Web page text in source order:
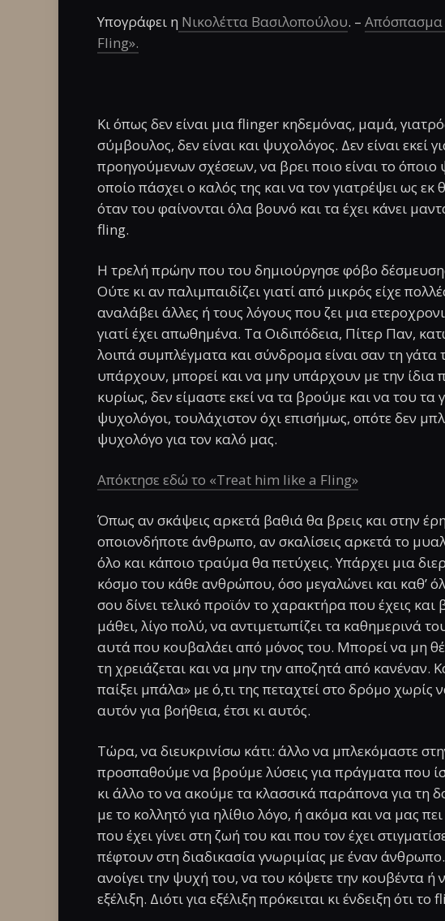
Υπογράφει η Νικολέττα Βασιλοπούλου. – Απόσπασμα
Fling».
Κι όπως δεν είναι μια flinger κηδεμόνας, μαμά,
σύμβουλος, δεν είναι και ψυχολόγος. Δεν είναι εκεί
προηγούμενων σχέσεων, να βρει ποιο είναι το
οποίο πάσχει ο καλός της και να τον γιατρέψει ως
όταν του φαίνονται όλα βουνό και τα έχει κάνει
fling.
Η τρελή πρώην που του δημιούργησε φόβο
Ούτε κι αν παλιμπαιδίζει γιατί από μικρός είχε
αναλάβει άλλες ή τους λόγους που ζει μια
γιατί έχει απωθημένα. Τα Οιδιπόδεια, Πίτερ Παν,
λοιπά συμπλέγματα και σύνδρομα είναι σαν τη γάτα
υπάρχουν, μπορεί και να μην υπάρχουν με την ίδια
κυρίως, δεν είμαστε εκεί να τα βρούμε και να του τα
ψυχολόγοι, τουλάχιστον όχι επισήμως, οπότε δεν
ψυχολόγο για τον καλό μας.
Απόκτησε εδώ το «Treat him like a Fling»
Όπως αν σκάψεις αρκετά βαθιά θα βρεις και στην
οποιονδήποτε άνθρωπο, αν σκαλίσεις αρκετά το
όλο και κάποιο τραύμα θα πετύχεις. Υπάρχει μια
κόσμο του κάθε ανθρώπου, όσο μεγαλώνει και καθ’
σου δίνει τελικό προϊόν το χαρακτήρα που έχεις και
μάθει, λίγο πολύ, να αντιμετωπίζει τα καθημερινά
αυτά που κουβαλάει από μόνος του. Μπορεί να μη
τη χρειάζεται και να μην την αποζητά από κανέναν.
παίξει μπάλα» με ό,τι της πεταχτεί στο δρόμο χωρίς
αυτόν για βοήθεια, έτσι κι αυτός.
Τώρα, να διευκρινίσω κάτι: άλλο να μπλεκόμαστε
προσπαθούμε να βρούμε λύσεις για πράγματα που
κι άλλο το να ακούμε τα κλασσικά παράπονα για τη
με το κολλητό για ηλίθιο λόγο, ή ακόμα και να μας
που έχει γίνει στη ζωή του και που τον έχει
πέφτουν στη διαδικασία γνωριμίας με έναν
ανοίγει την ψυχή του, να του κόψετε την κουβέντα ή
εξέλιξη. Διότι για εξέλιξη πρόκειται κι ένδειξη ότι